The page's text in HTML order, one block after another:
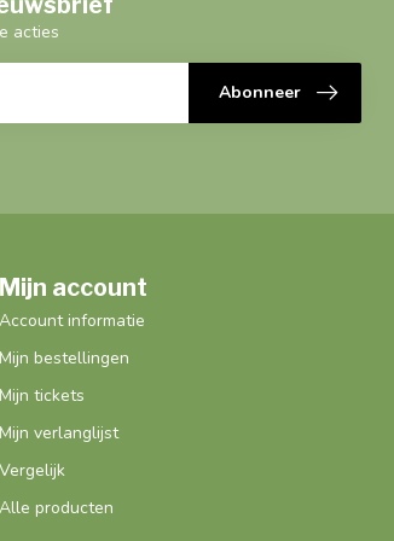
acties
Abonneer
Mijn account
Account informatie
Mijn bestellingen
Mijn tickets
Mijn verlanglijst
Vergelijk
Alle producten